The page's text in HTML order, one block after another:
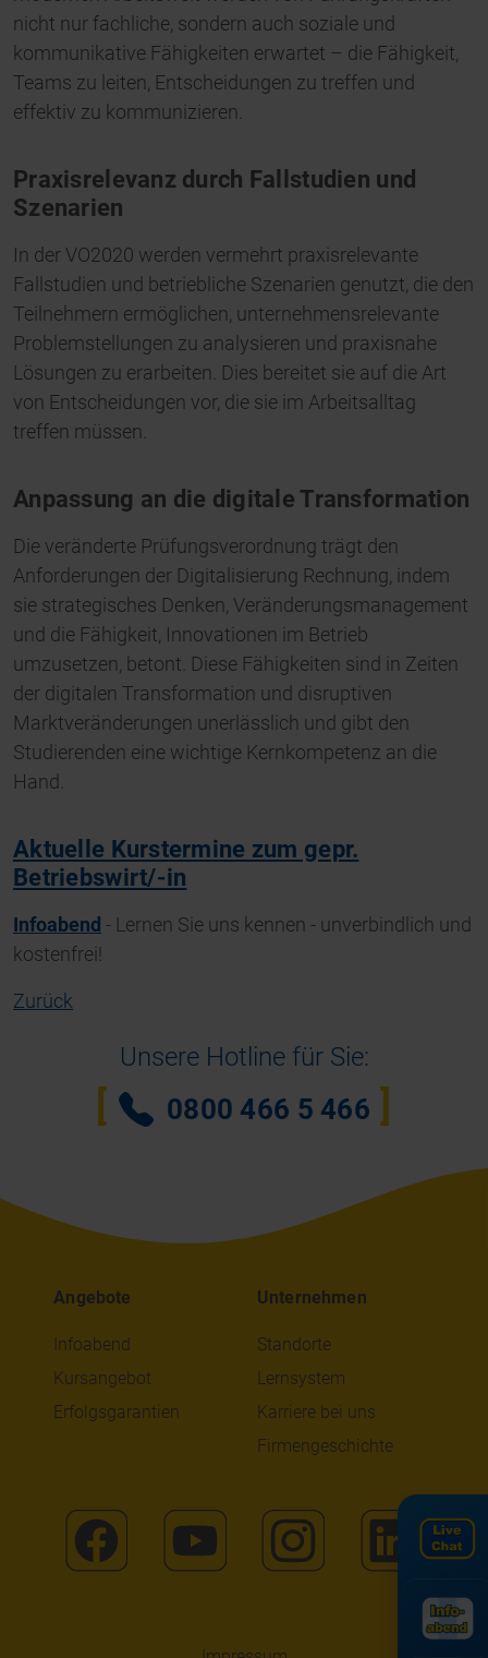
nicht nur fachliche, sondern auch soziale und
kommunikative Fähigkeiten erwartet – die Fähigkeit,
Teams zu leiten, Entscheidungen zu treffen und
effektiv zu kommunizieren.
Praxisrelevanz durch Fallstudien und
Szenarien
In der VO2020 werden vermehrt praxisrelevante
Fallstudien und betriebliche Szenarien genutzt, die den
Teilnehmern ermöglichen, unternehmensrelevante
Problemstellungen zu analysieren und praxisnahe
Lösungen zu erarbeiten. Dies bereitet sie auf die Art
von Entscheidungen vor, die sie im Arbeitsalltag
treffen müssen.
Anpassung an die digitale Transformation
Die veränderte Prüfungsverordnung trägt den
Anforderungen der Digitalisierung Rechnung, indem
sie strategisches Denken, Veränderungsmanagement
und die Fähigkeit, Innovationen im Betrieb
umzusetzen, betont. Diese Fähigkeiten sind in Zeiten
der digitalen Transformation und disruptiven
Marktveränderungen unerlässlich und gibt den
Studierenden eine wichtige Kernkompetenz an die
Hand.
Aktuelle Kurstermine zum gepr.
Betriebswirt/-in
Infoabend - Lernen Sie uns kennen - unverbindlich und
kostenfrei!
Zurück
Unsere Hotline für Sie:
0800 466 5 466
Angebote
Infoabend
Kursangebot
Erfolgsgarantien
Unternehmen
Standorte
Lernsystem
Karriere bei uns
Firmengeschichte